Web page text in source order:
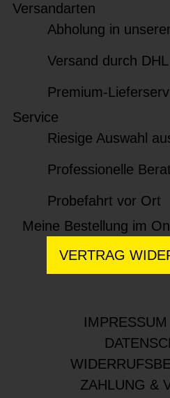
Versandarten
Abholung in
Versand durch DHL
Premium-
Service
Riesige Auswahl
Professionelle
Probefahrt vor Ort
Meine Bestellung im
VERTRAG
IMPRESSUM
ZAHLUNG &